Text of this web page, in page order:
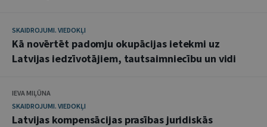
SKAIDROJUMI. VIEDOKĻI
Kā novērtēt padomju okupācijas ietekmi uz
Latvijas iedzīvotājiem, tautsaimniecību un vidi
IEVA MIĻŪNA
SKAIDROJUMI. VIEDOKĻI
Latvijas kompensācijas prasības juridiskās